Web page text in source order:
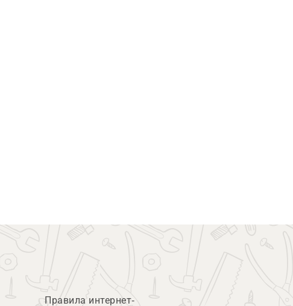
Правила интернет-